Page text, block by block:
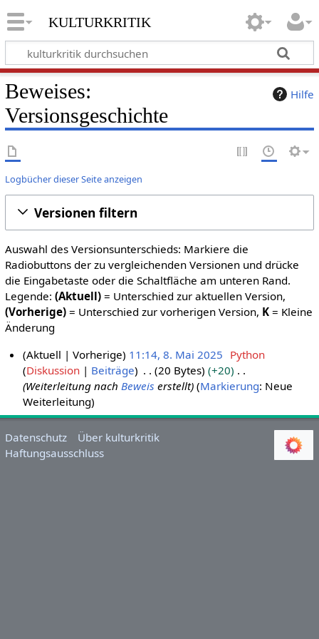
kulturkritik
Hilfe
Beweises:
Versionsgeschichte
Logbücher dieser Seite anzeigen
Versionen filtern
Auswahl des Versionsunterschieds: Markiere die
Radiobuttons der zu vergleichenden Versionen und drücke
die Eingabetaste oder die Schaltfläche am unteren Rand.
Legende: (Aktuell)= Unterschied zur aktuellen Version,
(Vorherige)= Unterschied zur vorherigen Version, K= Kleine
Änderung
a
i
2
Aktuell Vorherige 11:14, 8. Mai 2025 Python
Diskussion
Beiträge 20 Bytes
+20
Weiterleitung nachBeweis erstellt Markierung: Neue
Weiterleitung
Datenschutz
Über kulturkritik
Haftungsausschluss